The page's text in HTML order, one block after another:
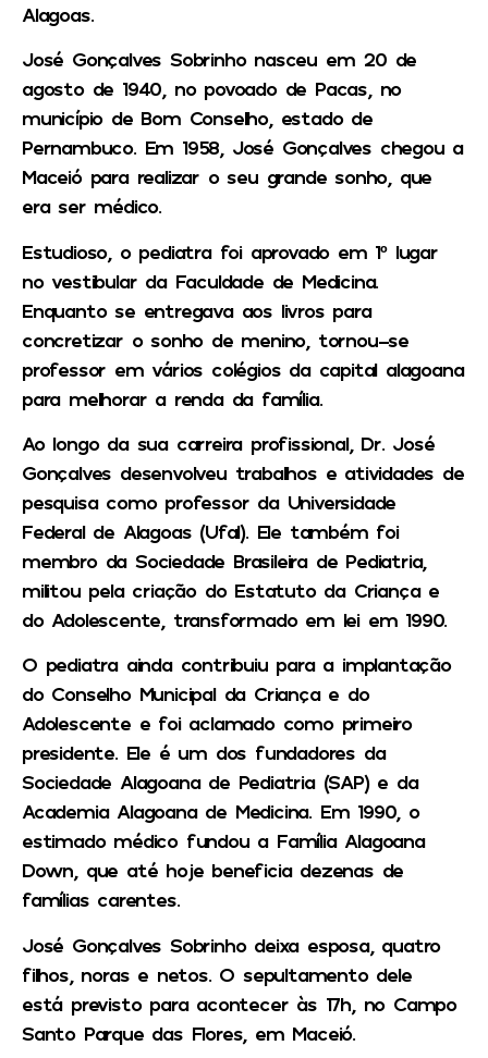
Alagoas.
José Gonçalves Sobrinho nasceu em 20 de
agosto de 1940, no povoado de Pacas, no
município de Bom Conselho, estado de
Pernambuco. Em 1958, José Gonçalves chegou a
Maceió para realizar o seu grande sonho, que
era ser médico.
Estudioso, o pediatra foi aprovado em 1º lugar
no vestibular da Faculdade de Medicina.
Enquanto se entregava aos livros para
concretizar o sonho de menino, tornou-se
professor em vários colégios da capital alagoana
para melhorar a renda da família.
Ao longo da sua carreira profissional, Dr. José
Gonçalves desenvolveu trabalhos e atividades de
pesquisa como professor da Universidade
Federal de Alagoas (Ufal). Ele também foi
membro da Sociedade Brasileira de Pediatria,
militou pela criação do Estatuto da Criança e
do Adolescente, transformado em lei em 1990.
O pediatra ainda contribuiu para a implantação
do Conselho Municipal da Criança e do
Adolescente e foi aclamado como primeiro
presidente. Ele é um dos fundadores da
Sociedade Alagoana de Pediatria (SAP) e da
Academia Alagoana de Medicina. Em 1990, o
estimado médico fundou a Família Alagoana
Down, que até hoje beneficia dezenas de
famílias carentes.
José Gonçalves Sobrinho deixa esposa, quatro
filhos, noras e netos. O sepultamento dele
está previsto para acontecer às 17h, no Campo
Santo Parque das Flores, em Maceió.